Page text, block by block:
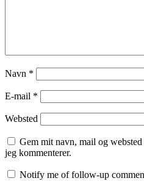
Navn *
E-mail *
Websted
Gem mit navn, mail og
jeg kommenterer.
Notify me of follow-up